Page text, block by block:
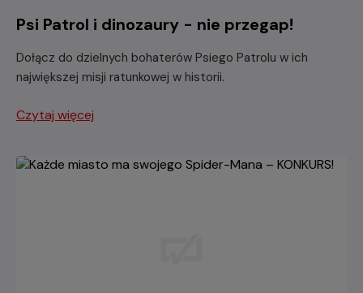
Psi Patrol i dinozaury - nie przegap!
Dołącz do dzielnych bohaterów Psiego Patrolu w ich
największej misji ratunkowej w historii.
Czytaj więcej